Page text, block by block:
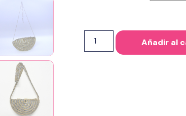
Añadir al